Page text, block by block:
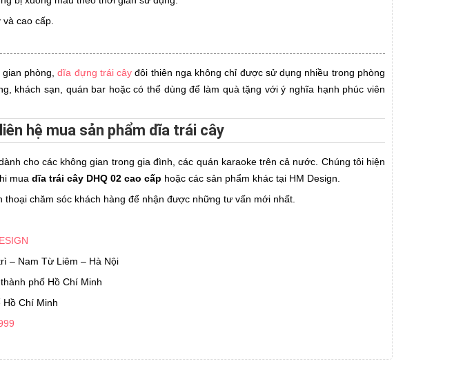
cao cấp.
gian phòng,dĩa đựng trái cây đôi thiên nga không chỉ được sử dụng nhiều trong phòng
khách sạn, quán bar hoặc có thể dùng để làm quà tặng với ý nghĩa hạnh phúc viên
hệ mua sản phẩm dĩa trái cây
cho các không gian trong gia đình, các quán karaoke trên cả nước. Chúng tôi hiện
mua dĩa trái cây DHQ 02 cao cấp hoặc các sản phẩm khác tại HM Design.
chăm sóc khách hàng để nhận được những tư vấn mới nhất.
– Nam Từ Liêm – Hà Nội
phố Hồ Chí Minh
Chí Minh